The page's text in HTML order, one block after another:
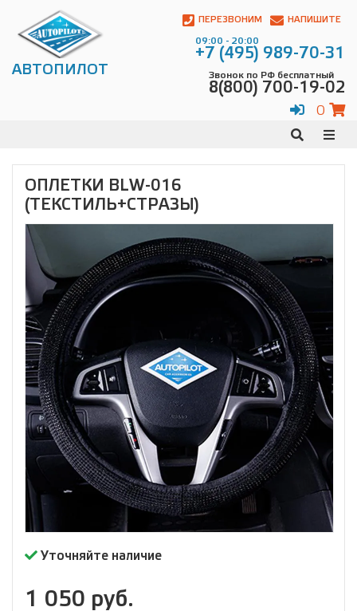
АВТОПИЛОТ
ПЕРЕЗВОНИМ НАПИШИТЕ
09:00 - 20:00
+7 (495) 989-70-31
Звонок по РФ бесплатный
8(800) 700-19-02
0
ОПЛЕТКИ BLW-016
(ТЕКСТИЛЬ+СТРАЗЫ)
Уточняйте наличие
1 050 руб.
Контакты:
Адрес:
Чагинская
700-
Телефон: +7
(495)
Электронная
почта:
info@avtopilot1.ru